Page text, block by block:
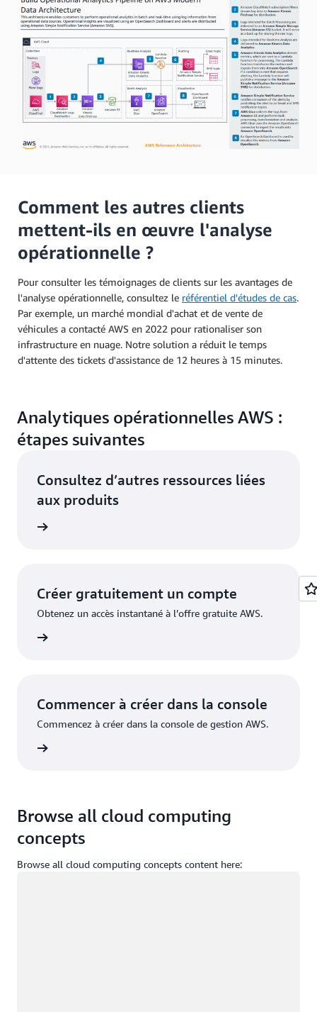
Comment les autres clients
mettent-ils en œuvre l'analyse
opérationnelle ?
Pour consulter les témoignages de clients sur les avantages de
l'analyse opérationnelle, consultez le référentiel d'études de cas.
Par exemple, un marché mondial d'achat et de vente de
véhicules a contacté AWS en 2022 pour rationaliser son
infrastructure en nuage. Notre solution a réduit le temps
d'attente des tickets d'assistance de 12 heures à 15 minutes.
Analytiques opérationnelles AWS :
étapes suivantes
Consultez d’autres ressources liées
aux produits
Créer gratuitement un compte
Obtenez un accès instantané à l’offre gratuite AWS.
Commencer à créer dans la console
Commencez à créer dans la console de gestion AWS.
Browse all cloud computing
concepts
Browse all cloud computing concepts content here: